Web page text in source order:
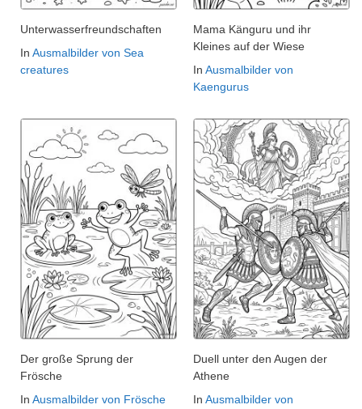
Unterwasserfreundschaften
In Ausmalbilder von Sea
creatures
Mama Känguru und ihr
Kleines auf der Wiese
In Ausmalbilder von
Kaengurus
Der große Sprung der
Frösche
In Ausmalbilder von Frösche
Duell unter den Augen der
Athene
In Ausmalbilder von